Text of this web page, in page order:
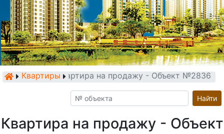
КвартирыКвартира на продажу - Объект №2836
Найти
Квартира на продажу - Объект